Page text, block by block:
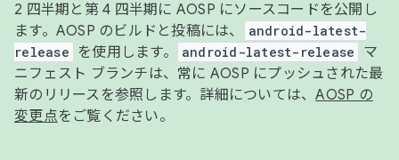
2 四半期と第 4 四半期に AOSP にソースコードを公開し
ます。AOSP のビルドと投稿には、
android-latest-
release
を使用します。 android-latest-release
マ
ニフェスト ブランチは、常に AOSP にプッシュされた最
新のリリースを参照します。詳細については、AOSP の
変更点をご覧ください。